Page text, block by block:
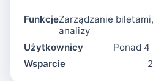
FunkcjeZarządzanie
analizy
Użytkownicy
Ponad
Wsparcie